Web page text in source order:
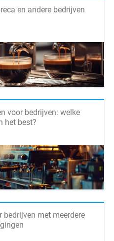
en andere bedrijven
voor bedrijven: welke
het best?
bedrijven met meerdere